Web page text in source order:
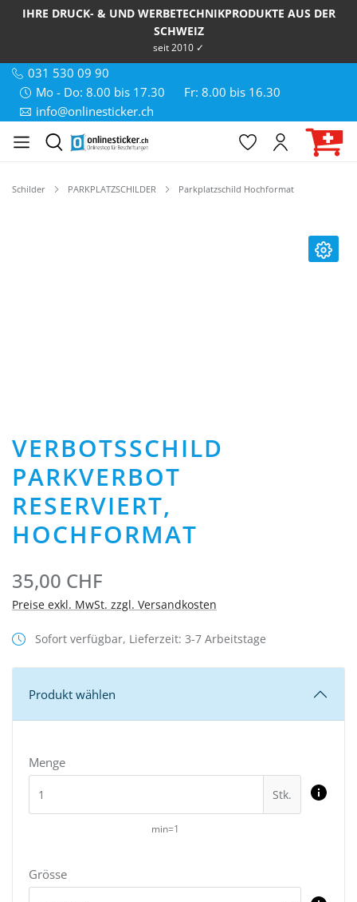
IHRE DRUCK- & UND WERBETECHNIKPRODUKTE AUS DER
SCHWEIZ
seit 2010 ✓
031 530 09 90
Mo - Do: 8.00 bis 17.30
Fr: 8.00 bis 16.30
info@onlinesticker.ch
Schilder PARKPLATZSCHILDER Parkplatzschild Hochformat
VERBOTSSCHILD
PARKVERBOT
RESERVIERT,
HOCHFORMAT
35,00 CHF
Preise exkl. MwSt. zzgl. Versandkosten
Sofort verfügbar, Lieferzeit: 3-7 Arbeitstage
Produkt wählen
Menge
Stk.
min=1
Grösse